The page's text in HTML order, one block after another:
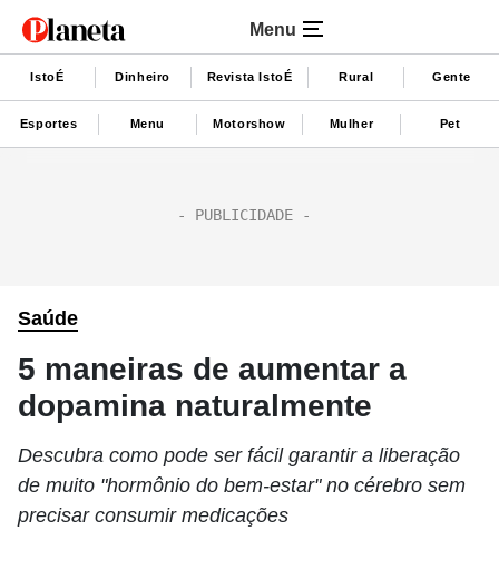
Menu
IstoÉ Dinheiro Revista IstoÉ Rural Gente
Esportes Menu Motorshow Mulher Pet
Saúde
5 maneiras de aumentar a
dopamina naturalmente
Descubra como pode ser fácil garantir a liberação
de muito "hormônio do bem-estar" no cérebro sem
precisar consumir medicações